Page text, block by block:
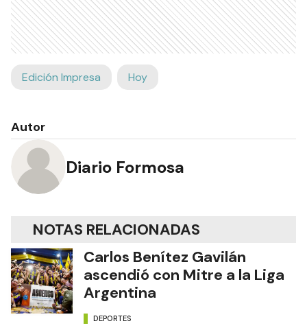
Edición Impresa Hoy
Autor
Diario Formosa
NOTAS RELACIONADAS
Carlos Benítez Gavilán
ascendió con Mitre a la Liga
Argentina
DEPORTES